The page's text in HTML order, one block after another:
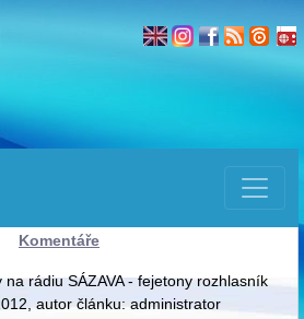
Komentáře
rádiu SÁZAVA - fejetony rozhlasník
autor článku: administrator